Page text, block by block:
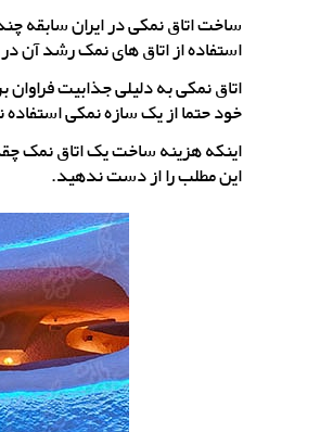
استفاده از اتاق های نمک رشد آن
اتاق نمکی به دلیلی جذابیت
خود حتما از یک سازه نمکی استفاده
اینکه هزینه ساخت یک اتاق نمک
این مطلب را از دست ندهید.